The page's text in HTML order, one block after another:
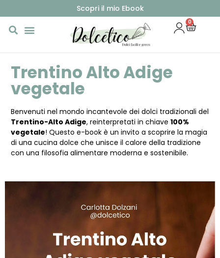
Scopri il mio Ebook
0
Trentino Alto Adige
vegetale
Benvenuti nel mondo incantevole dei dolci tradizionali del
Trentino-Alto Adige, reinterpretati in chiave100%
vegetale! Questo e-book è un invito a scoprire la magia
di una cucina dolce che unisce il calore della tradizione
con una filosofia alimentare moderna e sostenibile.